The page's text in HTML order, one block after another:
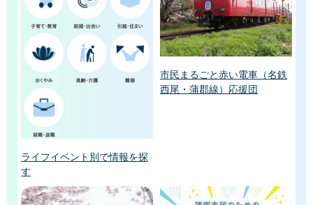
ライフイベント別で情報を探
す
市民まるごと赤い電車（名鉄
西尾・蒲郡線）応援団